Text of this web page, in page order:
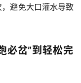
，避免大口灌水导致
必岔”到轻松完